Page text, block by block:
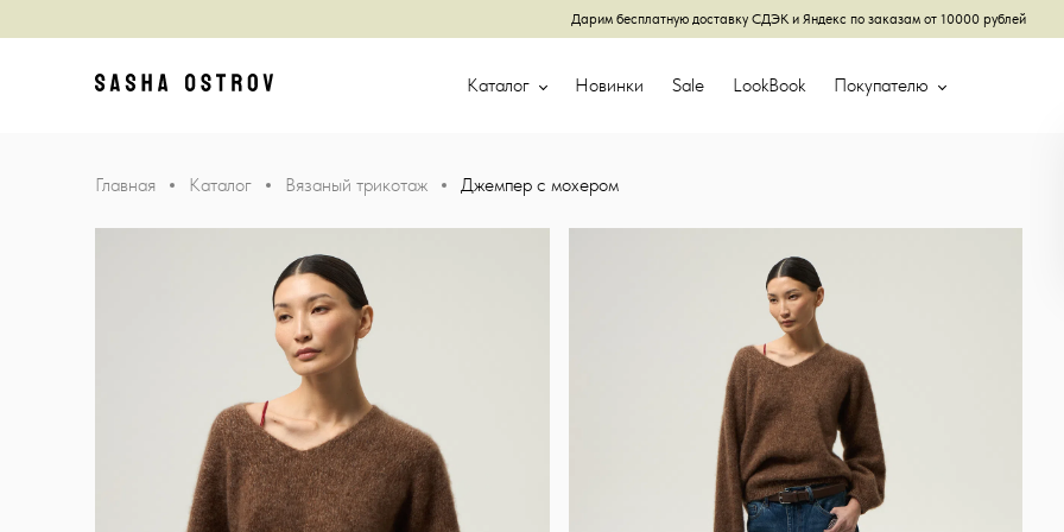
Дарим бесплатную доставку СДЭК и Яндекс по заказам от 10000 рублей
Главная Каталог Новинки Sale LookBook Покупателю
Главная Каталог Вязаный трикотаж Джемпер с мохером